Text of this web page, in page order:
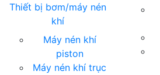
Thiết bị bơm/máy nén
khí
Máy nén khí
piston
Máy nén khí trục